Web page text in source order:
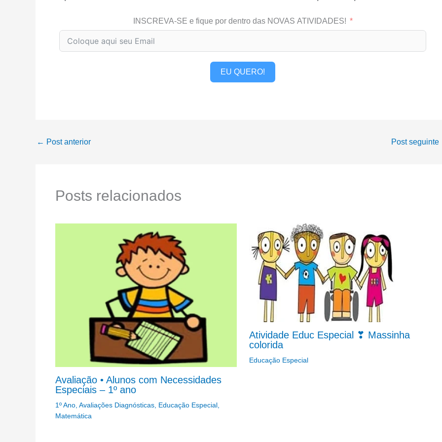
INSCREVA-SE e fique por dentro das NOVAS ATIVIDADES!
EU QUERO!
← Post anterior Post seguinte
Posts relacionados
Avaliação • Alunos com Necessidades
Especiais – 1º ano
1º Ano Avaliações Diagnósticas Educação Especial
Matemática
Atividade Educ Especial ❣ Massinha
colorida
Educação Especial